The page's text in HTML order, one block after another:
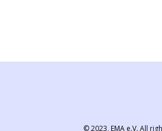
© 2023,EMA e.V. All